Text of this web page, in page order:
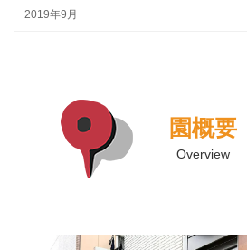
2019年9月
園概要
Overview